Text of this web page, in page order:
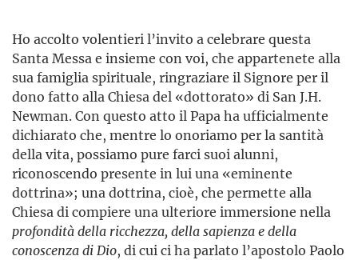
Ho accolto volentieri l’invito a celebrare questa
Santa Messa e insieme con voi, che appartenete alla
sua famiglia spirituale, ringraziare il Signore per il
dono fatto alla Chiesa del «dottorato» di San J.H.
Newman. Con questo atto il Papa ha ufficialmente
dichiarato che, mentre lo onoriamo per la santità
della vita, possiamo pure farci suoi alunni,
riconoscendo presente in lui una «eminente
dottrina»; una dottrina, cioè, che permette alla
Chiesa di compiere una ulteriore immersione nella
profondità della ricchezza, della sapienza e della
conoscenza di Dio, di cui ci ha parlato l’apostolo Paolo